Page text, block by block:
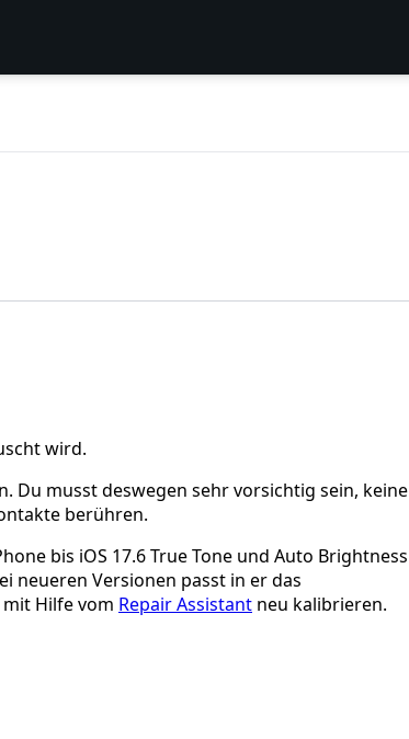
wird.
Du musst deswegen sehr vorsichtig sein, keine
berühren.
bis iOS 17.6 True Tone und Auto Brightness
neueren Versionen passt in er das
Hilfe vom Repair Assistant neu kalibrieren.